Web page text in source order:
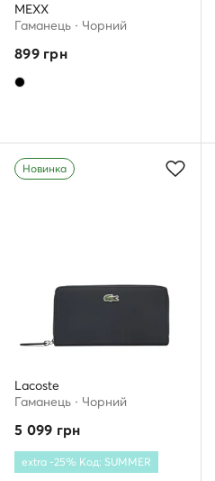
MEXX
Гаманець · Чорний
899грн
Новинка
Lacoste
Гаманець · Чорний
5 099 грн
extra -25% Код: SUMMER